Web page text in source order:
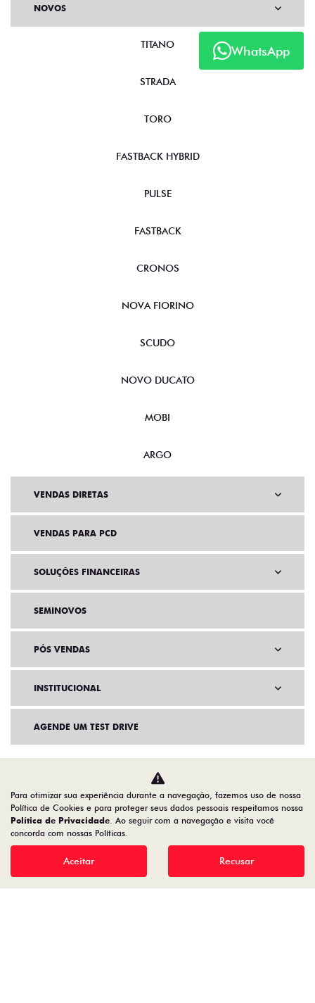
WhatsApp
NOVOS
TITANO
STRADA
TORO
FASTBACK HYBRID
PULSE
FASTBACK
CRONOS
NOVA FIORINO
SCUDO
NOVO DUCATO
MOBI
ARGO
VENDAS DIRETAS
VENDAS PARA PCD
SOLUÇÕES FINANCEIRAS
SEMINOVOS
PÓS VENDAS
INSTITUCIONAL
AGENDE UM TEST DRIVE
Para otimizar sua experiência durante a navegação, fazemos uso de nossa
Política de Cookies e para proteger seus dados pessoais respeitamos nossa
Política de Privacidade. Ao seguir com a navegação e visita você
concorda com nossas Políticas.
Aceitar Recusar